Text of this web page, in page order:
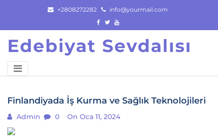
content
+2808272282 info@yourmail.com
Edebiyat Sevdalısı
Finlandiyada İş Kurma ve Sağlık Teknolojileri
Admin 0 On Oca 11, 2024